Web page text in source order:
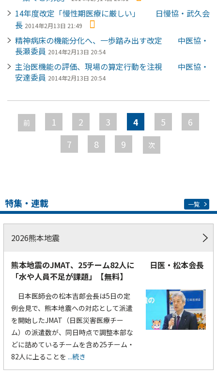
14年度改定「慢性期医療に厳しい」 日慢協・武久会
長 2014年2月13日 21:49
精神病床の機能分化へ、一歩踏み出す改定 中医協・
長瀬委員 2014年2月13日 20:54
主治医機能の評価、現場の算定行動を注視 中医協・
安達委員 2014年2月13日 20:54
ペ
ー
ジ
前 1 2 3 4 5
6
7
8 9 次
特集・連載 一覧
2026熊本地震
熊本地震のJMAT、25チーム82人に 日医・松本会長
「水や人員不足が課題」【無料】
日本医師会の松本吉郎会長は5日の定
例会見で、熊本地震への対応として派遣
を開始したJMAT（日医災害医療チー
ム）の派遣数が、同日時点で調整本部な
どに詰めているチームを含め25チーム・
82人に上ることを ...続き